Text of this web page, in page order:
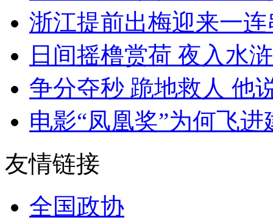
浙江提前出梅迎来一连
日间摇橹赏荷 夜入水
争分夺秒 跪地救人 他
电影“凤凰奖”为何飞进
友情链接
全国政协